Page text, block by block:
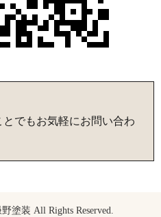
でもお気軽にお問い合わ
塗装 All Rights Reserved.